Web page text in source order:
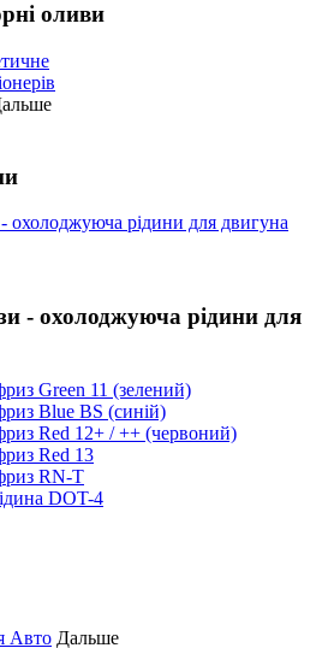
оливи
охолоджуюча рідини для двигуна
- охолоджуюча рідини для
Green 11 (зелений)
Blue BS (синій)
Red 12+ / ++ (червоний)
Red 13
RN-T
DOT-4
Авто Дальше